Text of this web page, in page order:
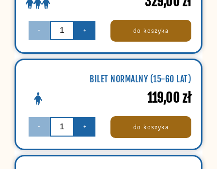
- + do koszyka
BILET NORMALNY (15-60 LAT)
119,00zł
- + do koszyka